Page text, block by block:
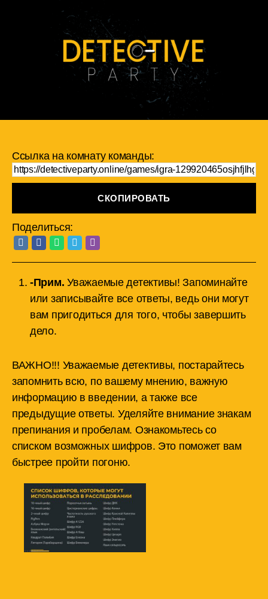
Ссылка на комнату команды:
СКОПИРОВАТЬ
Поделиться:
-Прим.Уважаемые детективы! Запоминайте
или записывайте все ответы, ведь они могут
вам пригодиться для того, чтобы завершить
дело.
ВАЖНО!!! Уважаемые детективы, постарайтесь
запомнить всю, по вашему мнению, важную
информацию в введении, а также все
предыдущие ответы. Уделяйте внимание знакам
препинания и пробелам. Ознакомьтесь со
списком возможных шифров. Это поможет вам
быстрее пройти погоню.